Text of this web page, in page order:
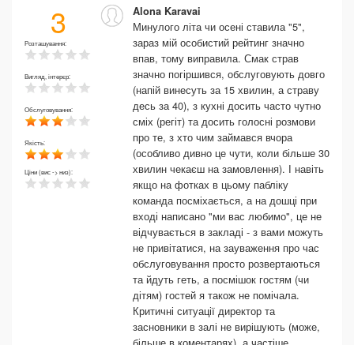
3
Розташування:
Вигляд, інтерєр:
Обслуговування:
Якість:
Ціни (вис -> низ):
Alona Karavai
Минулого літа чи осені ставила "5",
зараз мій особистий рейтинг значно
впав, тому виправила. Смак страв
значно погіршився, обслуговують довго
(напій винесуть за 15 хвилин, а страву
десь за 40), з кухні досить часто чутно
сміх (регіт) та досить голосні розмови
про те, з хто чим займався вчора
(особливо дивно це чути, коли більше 30
хвилин чекаєш на замовлення). І навіть
якщо на фотках в цьому пабліку
команда посміхається, а на дошці при
вході написано "ми вас любимо", це не
відчувається в закладі - з вами можуть
не привітатися, на зауваження про час
обслуговування просто розвертаються
та йдуть геть, а посмішок гостям (чи
дітям) гостей я також не помічала.
Критичні ситуації директор та
засновники в залі не вирішують (може,